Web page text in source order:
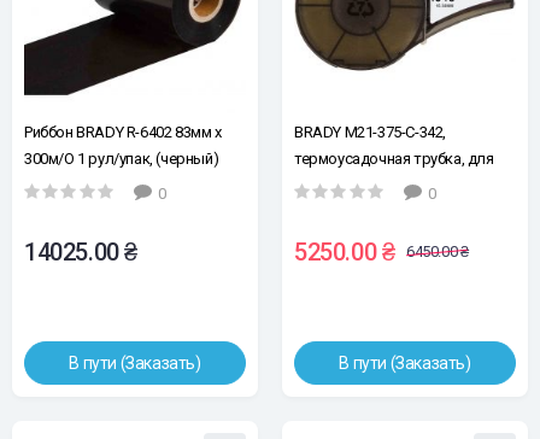
Риббон BRADY R-6402 83мм x
300м/O 1 рул/упак, (черный)
0
14025.00 ₴
В пути (Заказать)
BRADY M21-375-C-342,
термоусадочная трубка, для
проволоки Ø3.18 - 8.13мм,
0
5250.00 ₴ 6450.00 ₴
В пути (Заказать)